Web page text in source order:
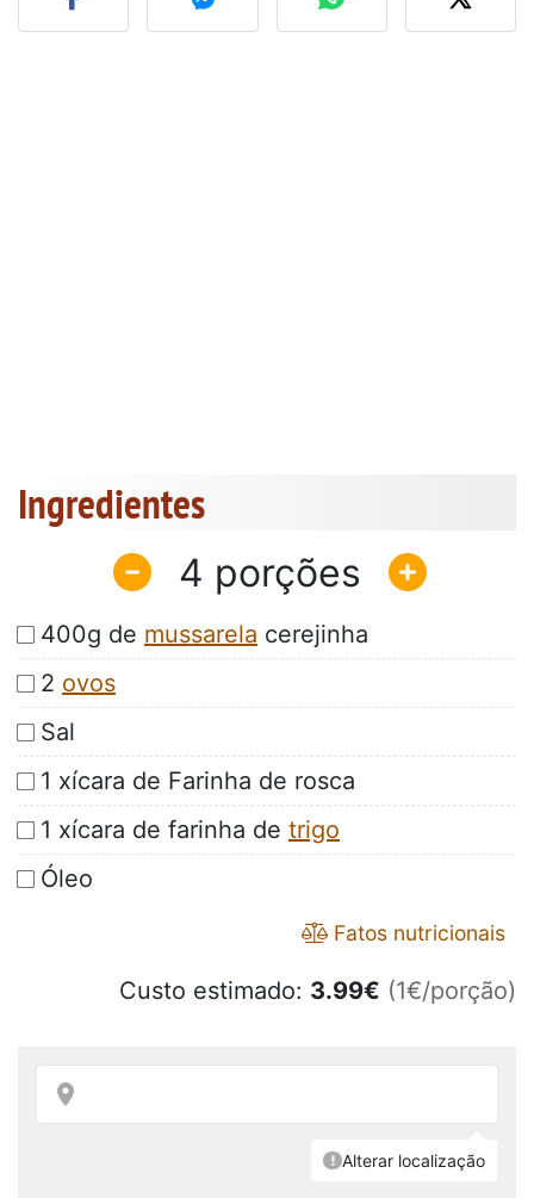
Ingredientes
4
400g de mussarela cerejinha
2 ovos
Sal
1 xícara de Farinha de rosca
1 xícara de farinha de trigo
Óleo
Fatos nutricionais
Custo estimado: 3.99€ (1€/porção)